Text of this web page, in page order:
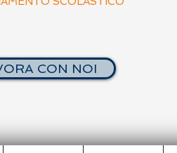
CON NOI